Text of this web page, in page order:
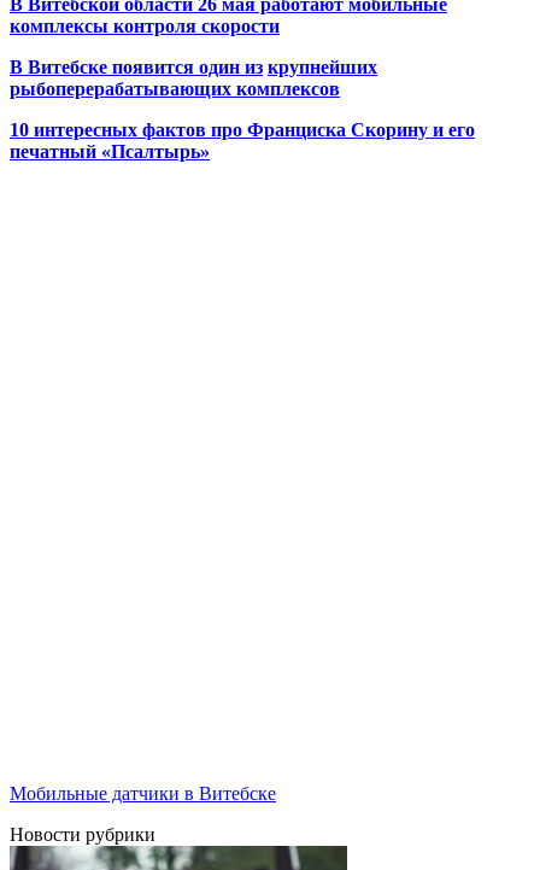
комплексы контроля скорости
В Витебске появится один из крупнейших
рыбоперерабатывающих комплексов
10 интересных фактов про Франциска Скорину и его
печатный «Псалтырь»
Мобильные датчики в Витебске
Новости рубрики